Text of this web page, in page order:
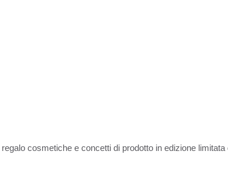
cosmetiche e concetti di prodotto in edizione limitata